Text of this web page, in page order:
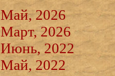
Май, 2026
Март, 2026
Июнь, 2022
Май, 2022